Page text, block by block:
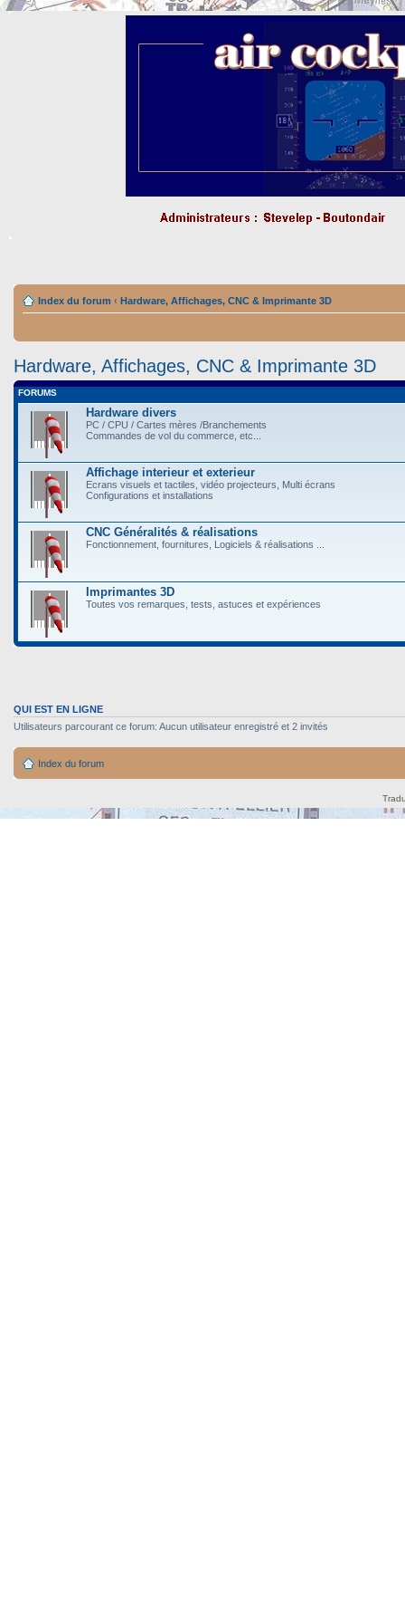
Index du forum ‹ Hardware, Affichages, CNC & Imprimante 3D
Hardware, Affichages, CNC & Imprimante 3D
FORUMS
Hardware divers
PC / CPU / Cartes mères /Branchements
Commandes de vol du commerce, etc...
Affichage interieur et exterieur
Ecrans visuels et tactiles, vidéo projecteurs, Multi écrans
Configurations et installations
CNC Généralités & réalisations
Fonctionnement, fournitures, Logiciels & réalisations ...
Imprimantes 3D
Toutes vos remarques, tests, astuces et expériences
QUI EST EN LIGNE
Utilisateurs parcourant ce forum: Aucun utilisateur enregistré et 2 invités
Index du forum